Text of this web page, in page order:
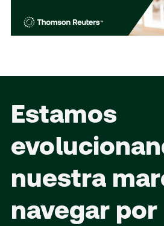
Estamos
nuestra
navegar por